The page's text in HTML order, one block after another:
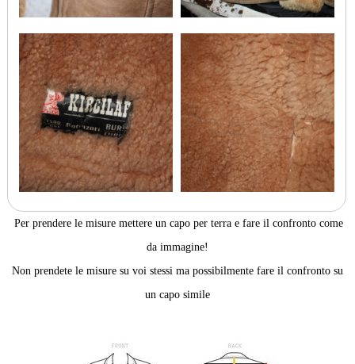
Per prendere le misure mettere un capo per terra e fare il confronto come
da immagine!
Non prendete le misure su voi stessi ma possibilmente fare il confronto su
un capo simile